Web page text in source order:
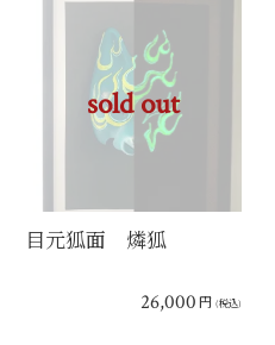
sold out
目元狐面 燐狐
26,000 円 (税込)